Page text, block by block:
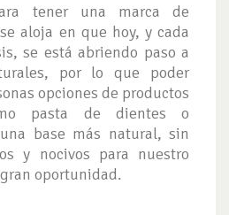
tener una marca de
aloja en que hoy, y cada
se está abriendo paso a
por lo que poder
opciones de productos
pasta de dientes o
base más natural, sin
y nocivos para nuestro
oportunidad.